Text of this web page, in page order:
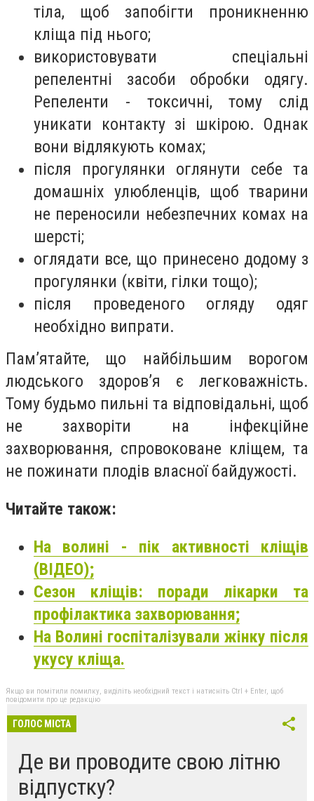
тіла, щоб запобігти проникненню
кліща під нього;
використовувати спеціальні
репелентні засоби обробки одягу.
Репеленти - токсичні, тому слід
уникати контакту зі шкірою. Однак
вони відлякують комах;
після прогулянки оглянути себе та
домашніх улюбленців, щоб тварини
не переносили небезпечних комах на
шерсті;
оглядати все, що принесено додому з
прогулянки (квіти, гілки тощо);
після проведеного огляду одяг
необхідно випрати.
Пам’ятайте, що найбільшим ворогом
людського здоров’я є легковажність.
Тому будьмо пильні та відповідальні, щоб
не захворіти на інфекційне
захворювання, спровоковане кліщем, та
не пожинати плодів власної байдужості.
Читайте також:
На волині - пік активності кліщів
(ВІДЕО);
Сезон кліщів: поради лікарки та
профілактика захворювання;
На Волині госпіталізували жінку після
укусу кліща.
Якщо ви помітили помилку, виділіть необхідний текст і натисніть Ctrl + Enter, щоб
повідомити про це редакцію
ГОЛОС МІСТА
Де ви проводите свою літню
відпустку?